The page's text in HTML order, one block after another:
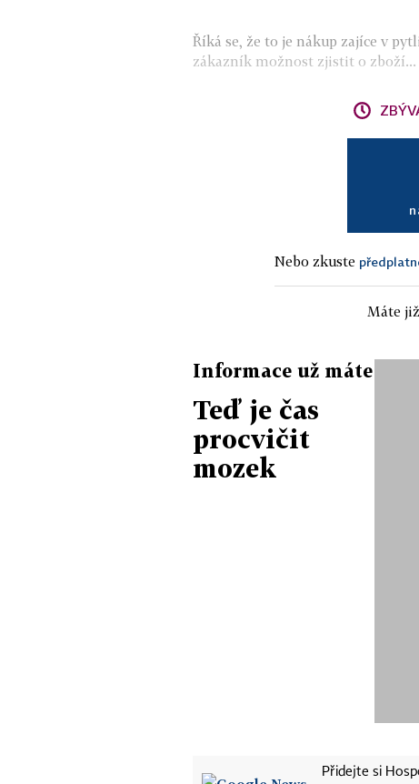
Říká se, že to je nákup zajíce v
zákazník možnost zjistit o zboží...
Nebo zkuste
Máte
Informace už máte
Teď je čas
procvičit
mozek
Přidejte si